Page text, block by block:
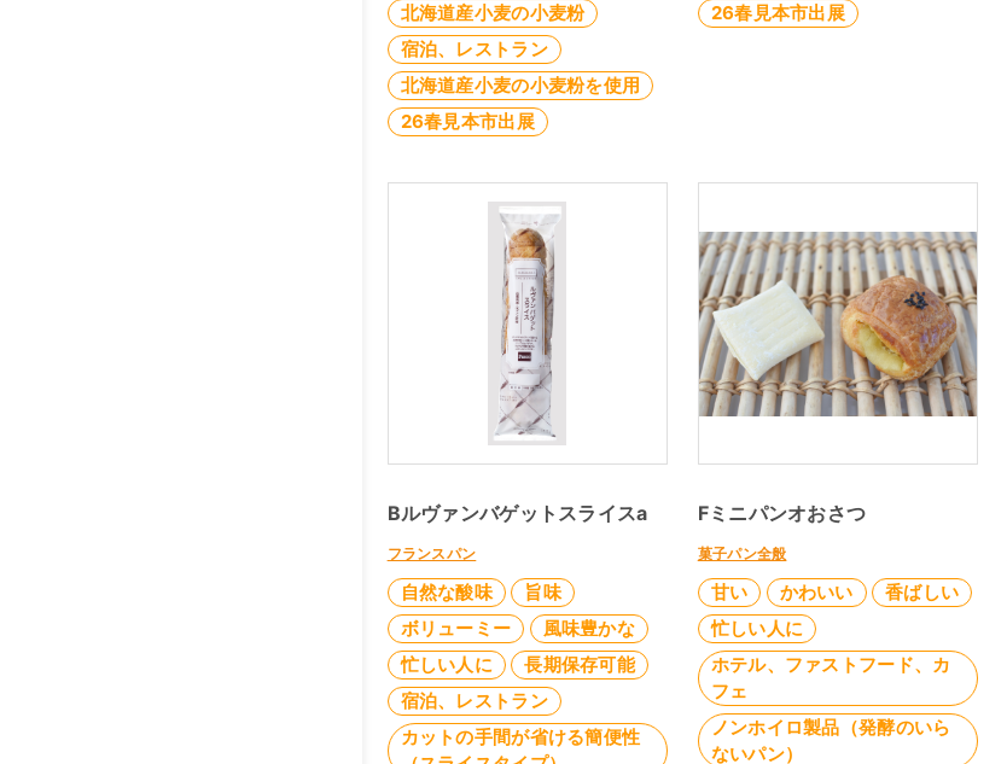
北海道産小麦の小麦粉
宿泊、レストラン
北海道産小麦の小麦粉を使用
26春見本市出展
26春見本市出展
Bルヴァンバゲットスライスa
フランスパン
自然な酸味
旨味
ボリューミー
風味豊かな
忙しい人に
長期保存可能
宿泊、レストラン
カットの手間が省ける簡便性
Fミニパンオおさつ
菓子パン全般
甘い かわいい
香ばしい
忙しい人に
ホテル、ファストフード、カ
フェ
ノンホイロ製品（発酵のいら
ないパン）